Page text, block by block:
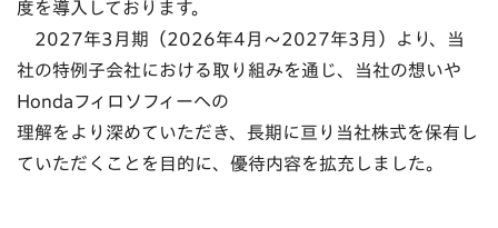
度を導入しております。
2027年3月期（2026年4月～2027年3月）より、当
社の特例子会社における取り組みを通じ、当社の想いや
Hondaフィロソフィーへの
理解をより深めていただき、長期に亘り当社株式を保有し
ていただくことを目的に、優待内容を拡充しました。